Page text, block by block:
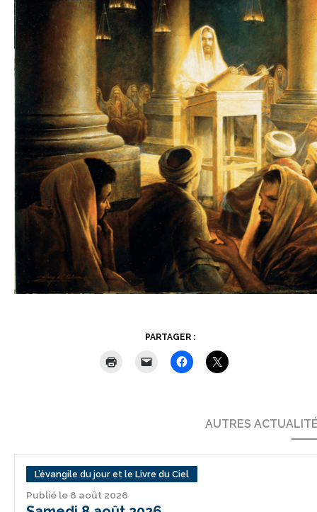
PARTAGER :
AUTRES
L’évangile du jour et le Livre du Ciel
Publié le 8 août 2026